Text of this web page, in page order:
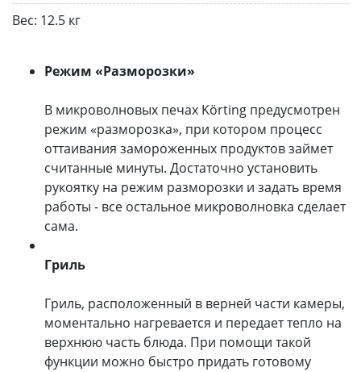
Вес: 12.5 кг
Режим «Разморозки»
В микроволновых печах Körting предусмотрен
режим «разморозка», при котором процесс
оттаивания замороженных продуктов займет
считанные минуты. Достаточно установить
рукоятку на режим разморозки и задать время
работы - все остальное микроволновка сделает
сама.
Гриль
Гриль, расположенный в верней части камеры,
моментально нагревается и передает тепло на
верхнюю часть блюда. При помощи такой
функции можно быстро придать готовому